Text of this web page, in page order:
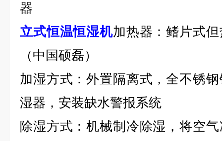
器
立式恒温恒湿机加热器：鳍片式
（中国硕磊）
加湿方式：外置隔离式，全不锈
湿器，安装缺水警报系统
除湿方式：机械制冷除湿，将空